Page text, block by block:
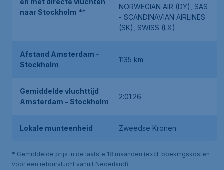
naar Stockholm **
NORWEGIAN AIR (DY), SAS
- SCANDINAVIAN AIRLINES
(SK), SWISS (LX)
Afstand Amsterdam -
Stockholm
1135 km
Gemiddelde vluchttijd
Amsterdam - Stockholm
2:01:26
Lokale munteenheid Zweedse Kronen
* Gemiddelde prijs in de laatste 18 maanden (excl. boekingskosten
voor een retourvlucht vanuit Nederland)